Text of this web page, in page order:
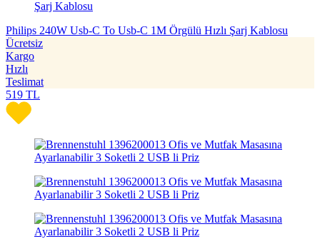
Philips 240W Usb-C To Usb-C 1M Örgülü Hızlı Şarj Kablosu
Ücretsiz
Kargo
Hızlı
Teslimat
519 TL